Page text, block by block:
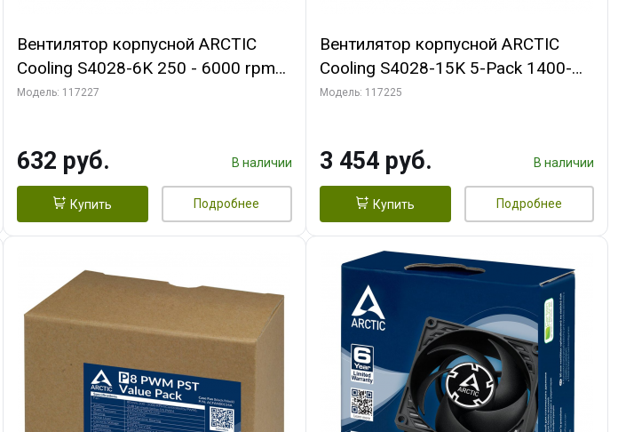
Вентилятор корпусной ARCTIC
Cooling S4028-6K 250 - 6000 rpm
Dual Ball Bearing 4-Pin Fan-
Модель: 117227
632 руб. В наличии
Купить Подробнее
Вентилятор корпусной ARCTIC
Cooling S4028-15K 5-Pack 1400-
15000rpm rpm Dual Ball Bearing 4-
Модель: 117225
3 454 руб. В наличии
Купить Подробнее